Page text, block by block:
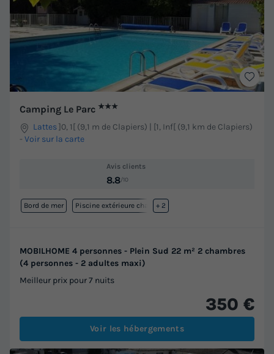
Camping Le Parc ★★★
Lattes]0, 1[ (9,1 m de Clapiers) | [1, Inf[ (9,1 km de Clapiers)
- Voir sur la carte
Avis clients
8.8/10
Bord de mer Piscine extérieure chauffée
+ 2
MOBILHOME 4 personnes - Plein Sud 22 m² 2 chambres
(4 personnes - 2 adultes maxi)
Meilleur prix pour 7 nuits
350 €
Voir les hébergements